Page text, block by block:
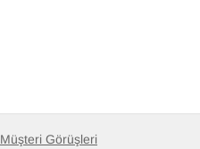
Müşteri Görüşleri